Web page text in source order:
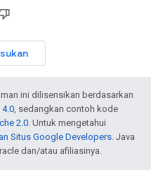
ini dilisensikan berdasarkan
, sedangkan contoh kode
2.0 . Untuk mengetahui
Situs Google Developers . Java
dan/atau afiliasinya.